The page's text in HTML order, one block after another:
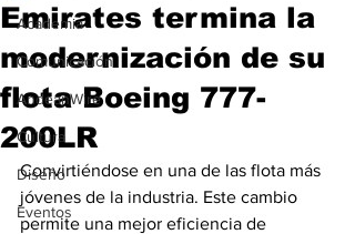
Academia
Comunicación
AndeanWire
Cultura
Diseño
Eventos
Emirates termina la
modernización de su
flota Boeing 777-
200LR
Convirtiéndose en una de las flota más
jóvenes de la industria. Este cambio
permite una mejor eficiencia de